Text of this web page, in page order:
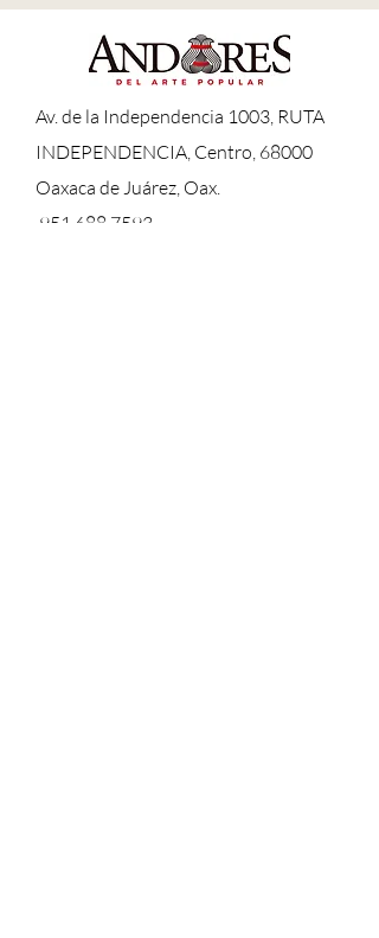
Av. de la Independencia 1003, RUTA
INDEPENDENCIA, Centro, 68000
Oaxaca de Juárez, Oax.
951 688 7593